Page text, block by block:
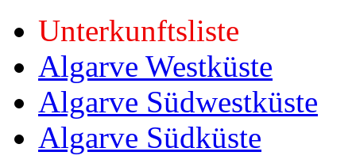
Unterkunftsliste
Algarve Westküste
Algarve Südwestküste
Algarve Südküste